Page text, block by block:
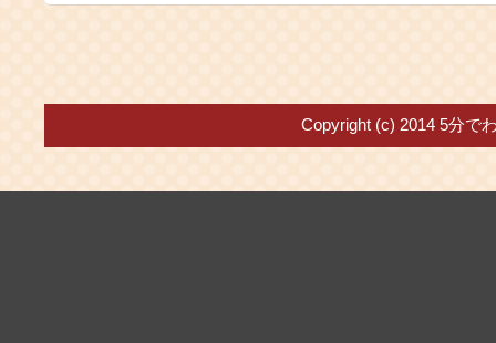
Copyright (c) 2014 5分で